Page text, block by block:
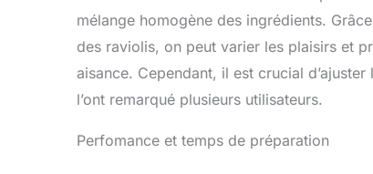
mélange homogène des ingrédients.
des raviolis, on peut varier les plaisirs et
aisance. Cependant, il est crucial
l’ont remarqué plusieurs utilisateurs.
Perfomance et temps de préparation